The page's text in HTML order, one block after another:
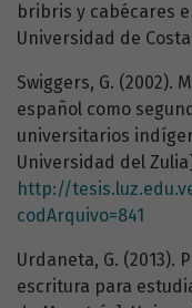
bribris y cabécares
Universidad de Costa
Swiggers, G. (2002).
español como
universitarios
Universidad del
http://
codArquivo=841
Urdaneta, G. (2013).
escritura para